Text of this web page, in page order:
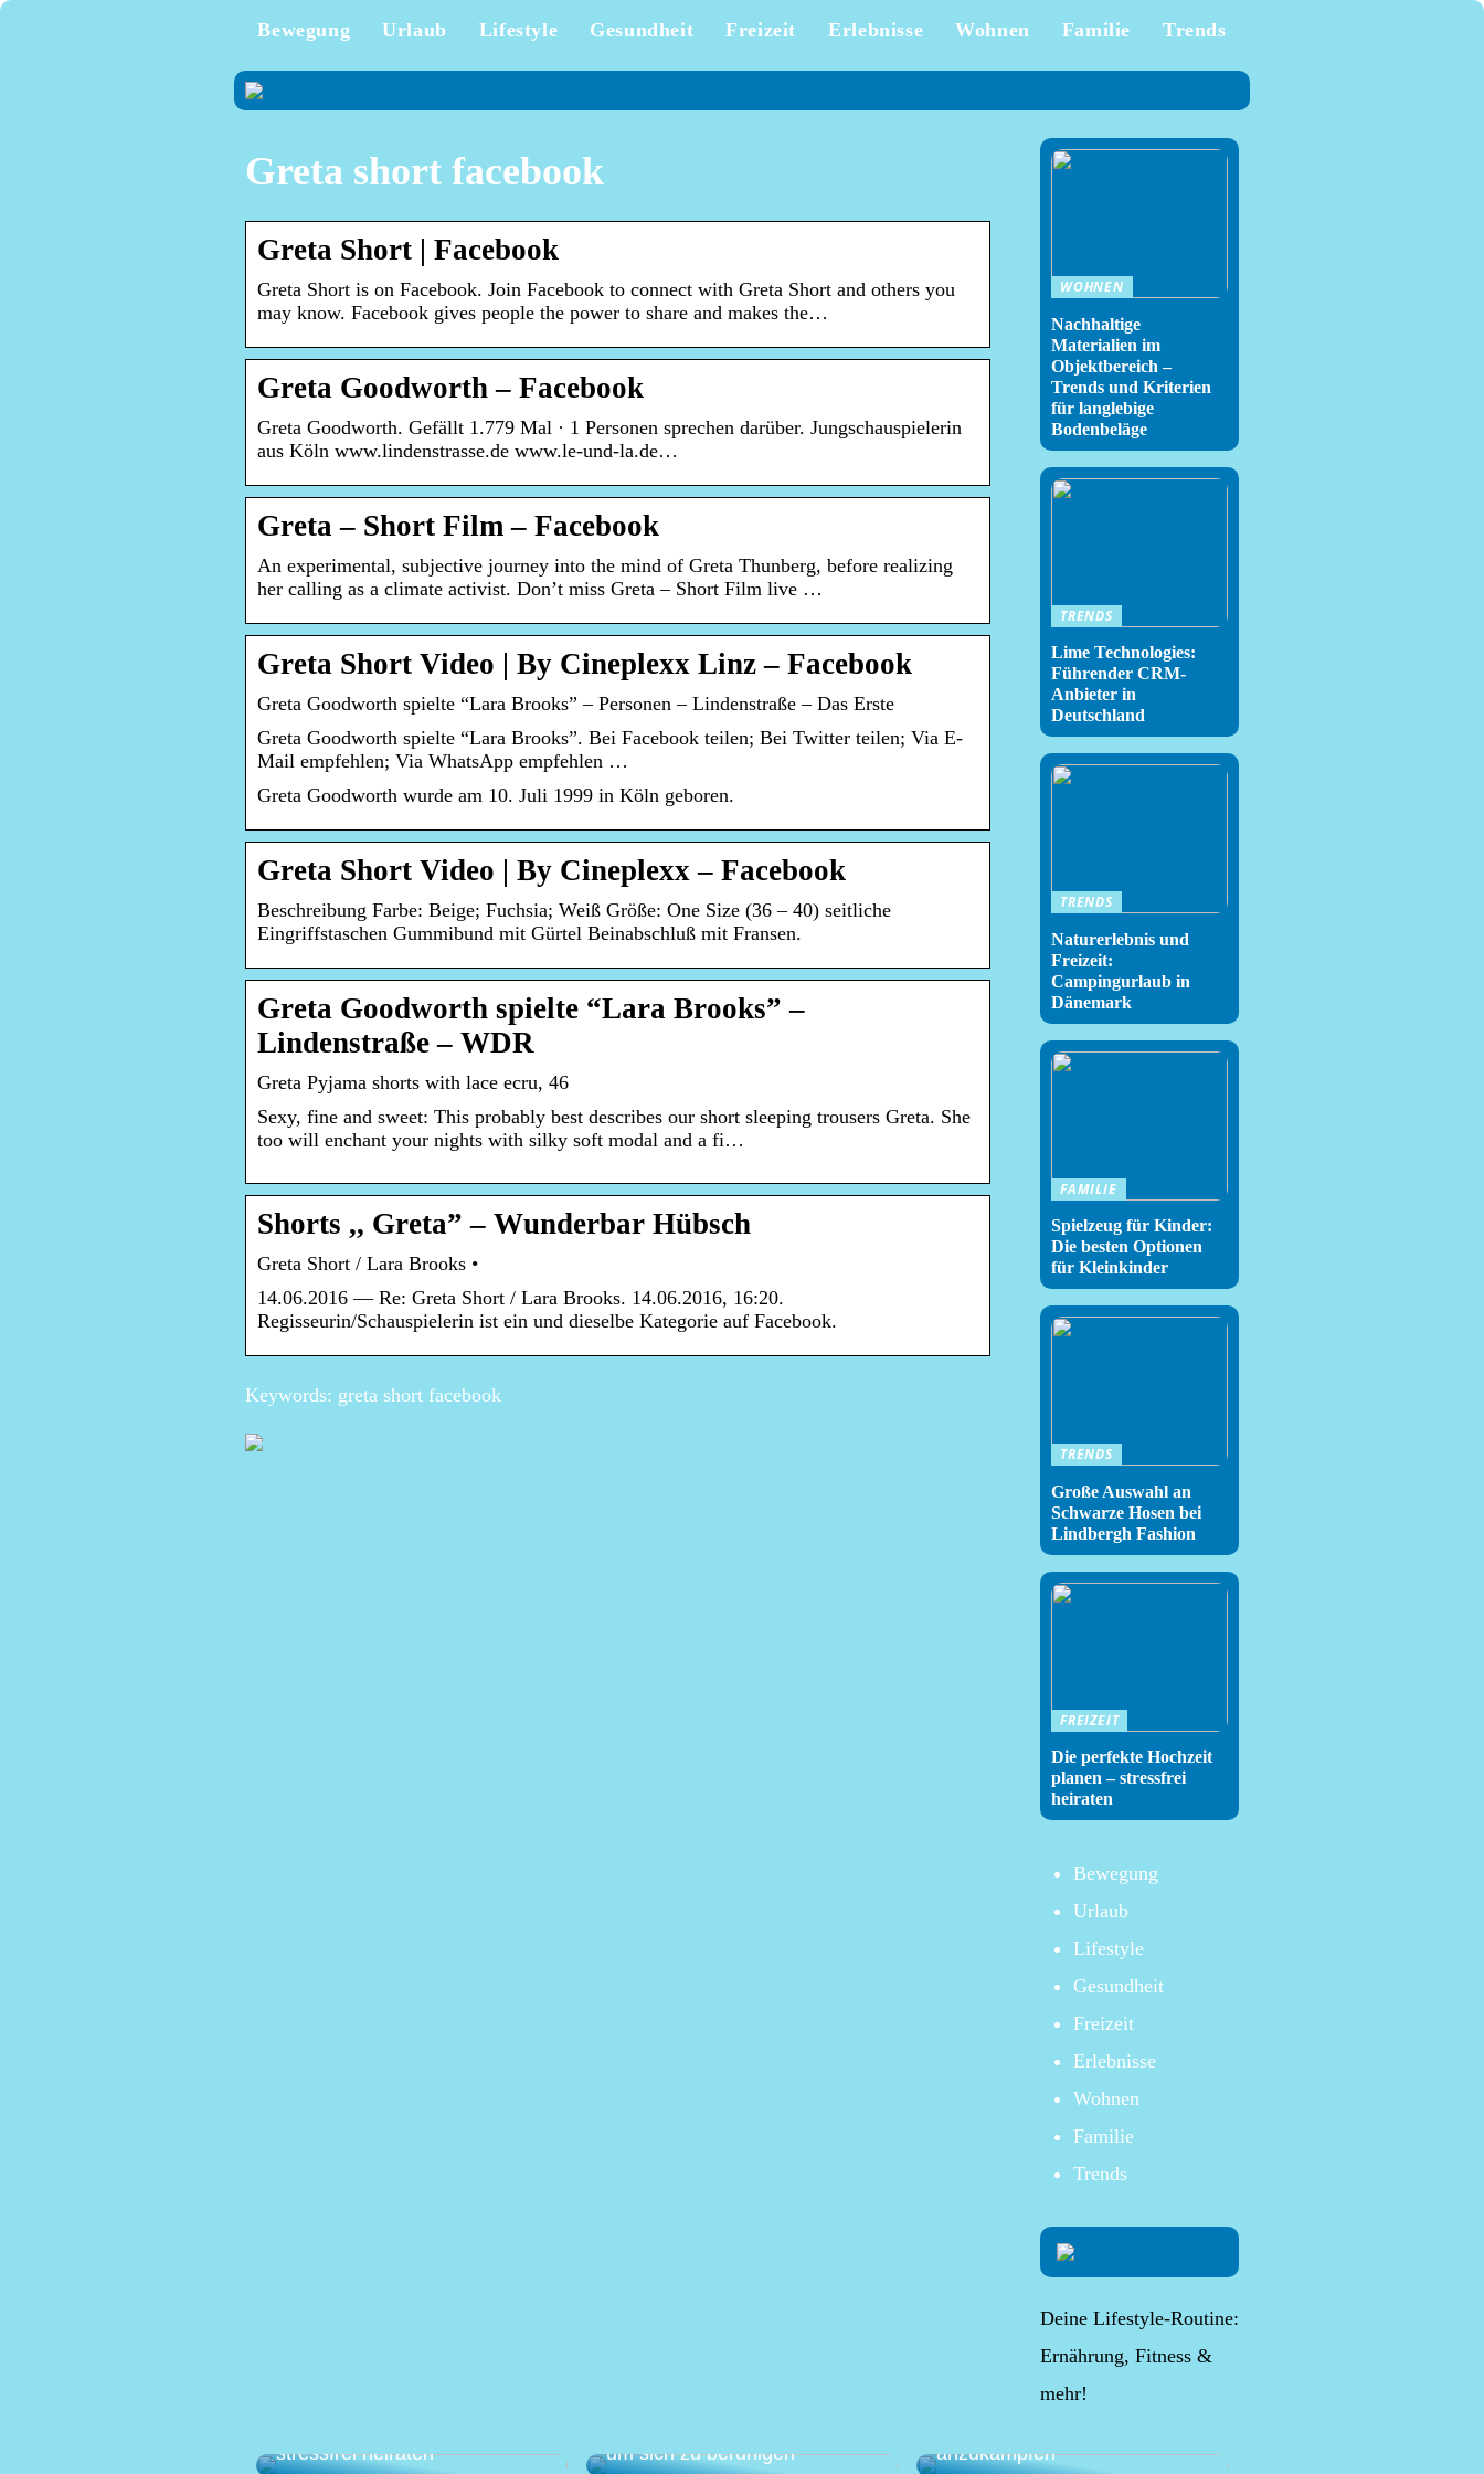
Bewegung Urlaub Lifestyle Gesundheit Freizeit Erlebnisse Wohnen Familie Trends
Greta short facebook
Greta Short | Facebook
Greta Short is on Facebook. Join Facebook to connect with Greta Short and others you
may know. Facebook gives people the power to share and makes the…
Greta Goodworth – Facebook
Greta Goodworth. Gefällt 1.779 Mal · 1 Personen sprechen darüber. Jungschauspielerin
aus Köln www.lindenstrasse.de www.le-und-la.de…
Greta – Short Film – Facebook
An experimental, subjective journey into the mind of Greta Thunberg, before realizing
her calling as a climate activist. Don’t miss Greta – Short Film live …
Greta Short Video | By Cineplexx Linz – Facebook
Greta Goodworth spielte “Lara Brooks” – Personen – Lindenstraße – Das Erste
Greta Goodworth spielte “Lara Brooks”. Bei Facebook teilen; Bei Twitter teilen; Via E-
Mail empfehlen; Via WhatsApp empfehlen …
Greta Goodworth wurde am 10. Juli 1999 in Köln geboren.
Greta Short Video | By Cineplexx – Facebook
Beschreibung Farbe: Beige; Fuchsia; Weiß Größe: One Size (36 – 40) seitliche
Eingriffstaschen Gummibund mit Gürtel Beinabschluß mit Fransen.
Greta Goodworth spielte “Lara Brooks” –
Lindenstraße – WDR
Greta Pyjama shorts with lace ecru, 46
Sexy, fine and sweet: This probably best describes our short sleeping trousers Greta. She
too will enchant your nights with silky soft modal and a fi…
Shorts ,, Greta” – Wunderbar Hübsch
Greta Short / Lara Brooks •
14.06.2016 — Re: Greta Short / Lara Brooks. 14.06.2016, 16:20.
Regisseurin/Schauspielerin ist ein und dieselbe Kategorie auf Facebook.
Keywords: greta short facebook
WOHNEN
Nachhaltige
Materialien im
Objektbereich –
Trends und Kriterien
für langlebige
Bodenbeläge
TRENDS
Lime Technologies:
Führender CRM-
Anbieter in
Deutschland
TRENDS
Naturerlebnis und
Freizeit:
Campingurlaub in
Dänemark
FAMILIE
Spielzeug für Kinder:
Die besten Optionen
für Kleinkinder
TRENDS
Große Auswahl an
Schwarze Hosen bei
Lindbergh Fashion
FREIZEIT
Die perfekte Hochzeit
planen – stressfrei
heiraten
Bewegung
Urlaub
Lifestyle
Gesundheit
Freizeit
Erlebnisse
Wohnen
Familie
Trends
Deine Lifestyle-Routine:
Ernährung, Fitness &
mehr!
stressfrei heiraten
um sich zu beruhigen
anzukämpfen